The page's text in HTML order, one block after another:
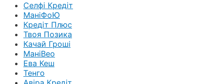
Селфі Кредіт
МаніФоЮ
Кредіт Плюс
Твоя Позика
Качай Гроші
МаніВео
Ева Кеш
Тенго